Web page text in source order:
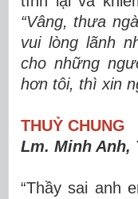
“Vâng, thưa
vui lòng lãnh
cho những
hơn tôi, thì xin
THUỶ CHUNG
Lm. Minh Anh,
“Thầy sai anh